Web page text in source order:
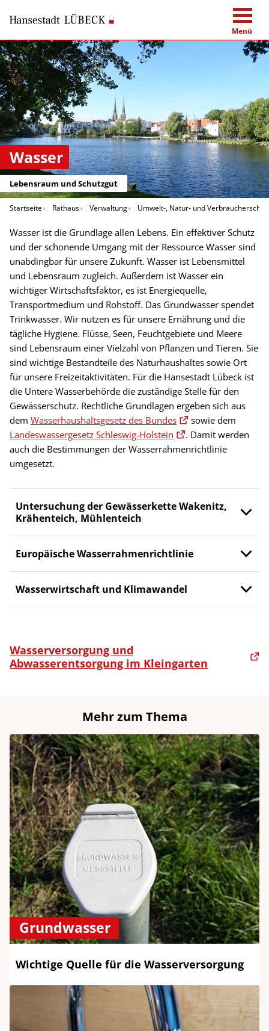
Menü
Wasser
Lebensraum und Schutzgut
Startseite Rathaus Verwaltung Umwelt-, Natur- und
Wasser ist die Grundlage allen Lebens. Ein effektiver Schutz
und der schonende Umgang mit der Ressource Wasser sind
unabdingbar für unsere Zukunft. Wasser ist Lebensmittel
und Lebensraum zugleich. Außerdem ist Wasser ein
wichtiger Wirtschaftsfaktor, es ist Energiequelle,
Transportmedium und Rohstoff. Das Grundwasser spendet
Trinkwasser. Wir nutzen es für unsere Ernährung und die
tägliche Hygiene. Flüsse, Seen, Feuchtgebiete und Meere
sind Lebensraum einer Vielzahl von Pflanzen und Tieren. Sie
sind wichtige Bestandteile des Naturhaushaltes sowie Ort
für unsere Freizeitaktivitäten. Für die Hansestadt Lübeck ist
die Untere Wasserbehörde die zuständige Stelle für den
Gewässerschutz. Rechtliche Grundlagen ergeben sich aus
dem Wasserhaushaltsgesetz des Bundes
sowie dem
Landeswassergesetz Schleswig-Holstein
. Damit werden
auch die Bestimmungen der Wasserrahmenrichtlinie
umgesetzt.
Untersuchung der Gewässerkette Wakenitz,
Krähenteich, Mühlenteich
Europäische Wasserrahmenrichtlinie
Wasserwirtschaft und Klimawandel
Wasserversorgung und
Abwasserentsorgung im Kleingarten
Mehr zum Thema
Grundwasser
Wichtige Quelle für die Wasserversorgung